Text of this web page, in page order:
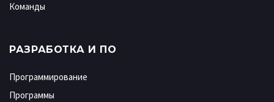
Команды
РАЗРАБОТКА И ПО
Программирование
Программы